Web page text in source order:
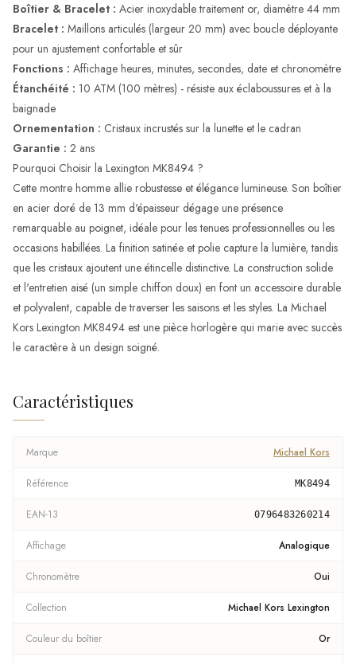
Boîtier & Bracelet : Acier inoxydable traitement or, diamètre 44 mm
Bracelet : Maillons articulés (largeur 20 mm) avec boucle déployante
pour un ajustement confortable et sûr
Fonctions : Affichage heures, minutes, secondes, date et chronomètre
Étanchéité : 10 ATM (100 mètres) - résiste aux éclaboussures et à la
baignade
Ornementation : Cristaux incrustés sur la lunette et le cadran
Garantie : 2 ans
Pourquoi Choisir la Lexington MK8494 ?
Cette montre homme allie robustesse et élégance lumineuse. Son boîtier
en acier doré de 13 mm d'épaisseur dégage une présence
remarquable au poignet, idéale pour les tenues professionnelles ou les
occasions habillées. La finition satinée et polie capture la lumière, tandis
que les cristaux ajoutent une étincelle distinctive. La construction solide
et l'entretien aisé (un simple chiffon doux) en font un accessoire durable
et polyvalent, capable de traverser les saisons et les styles. La Michael
Kors Lexington MK8494 est une pièce horlogère qui marie avec succès
le caractère à un design soigné.
Caractéristiques
Marque Michael Kors
Référence MK8494
EAN-13 0796483260214
Affichage Analogique
Chronomètre Oui
Collection Michael Kors Lexington
Couleur du boîtier Or